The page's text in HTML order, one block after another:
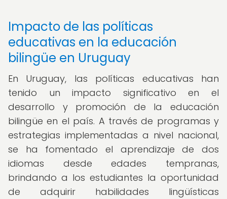
Impacto de las políticas
educativas en la educación
bilingüe en Uruguay
En Uruguay, las políticas educativas han
tenido un impacto significativo en el
desarrollo y promoción de la educación
bilingüe en el país. A través de programas y
estrategias implementadas a nivel nacional,
se ha fomentado el aprendizaje de dos
idiomas desde edades tempranas,
brindando a los estudiantes la oportunidad
de adquirir habilidades lingüísticas